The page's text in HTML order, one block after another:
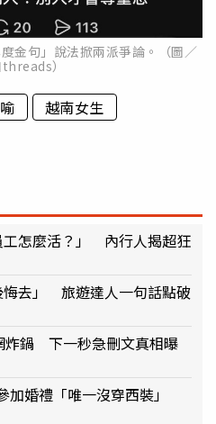
金句」說法掀兩派爭論。（圖／
）
越南女生
工怎麼活？」 內行人揭超狂
悔去」 旅遊達人一句話點破
炸鍋 下一秒急刪文真相曝
加婚禮「唯一沒穿西裝」